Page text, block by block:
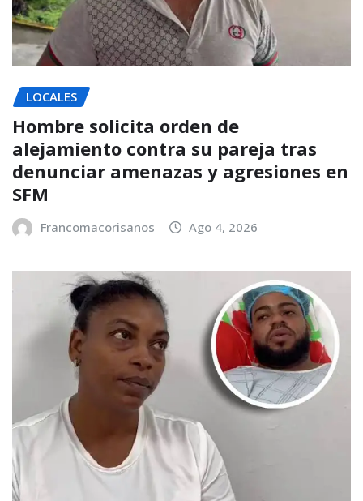
LOCALES
Hombre solicita orden de
alejamiento contra su pareja tras
denunciar amenazas y agresiones en
SFM
Francomacorisanos Ago 4, 2026